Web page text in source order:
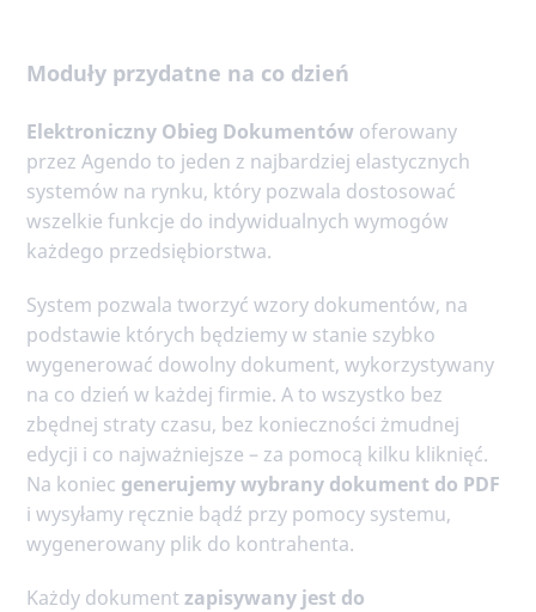
Moduły przydatne na co dzień
Elektroniczny Obieg Dokumentów oferowany
przez Agendo to jeden z najbardziej elastycznych
systemów na rynku, który pozwala dostosować
wszelkie funkcje do indywidualnych wymogów
każdego przedsiębiorstwa.
System pozwala tworzyć wzory dokumentów, na
podstawie których będziemy w stanie szybko
wygenerować dowolny dokument, wykorzystywany
na co dzień w każdej firmie. A to wszystko bez
zbędnej straty czasu, bez konieczności żmudnej
edycji i co najważniejsze – za pomocą kilku kliknięć.
Na koniec generujemy wybrany dokument do PDF
i wysyłamy ręcznie bądź przy pomocy systemu,
wygenerowany plik do kontrahenta.
Każdy dokument zapisywany jest do